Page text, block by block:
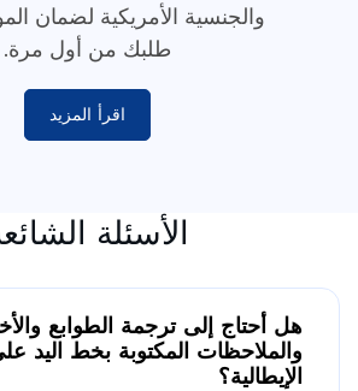
والجنسية الأمريكية لضمان
طلبك من أول مرة.
اقرأ المزيد
الأسئلة
هل أحتاج إلى ترجمة الطوابع
والملاحظات المكتوبة بخط اليد
الإيطالية؟